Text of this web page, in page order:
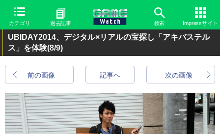
カテゴリ 過去記事 検索 Impressサイト
UBIDAY2014、デジタル×リアルの宝探し「アキバステル
ス」を体験(8/9)
前の画像 次の画像
記事へ